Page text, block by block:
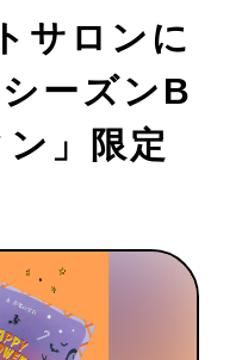
サロンに
ーズンB
」限定